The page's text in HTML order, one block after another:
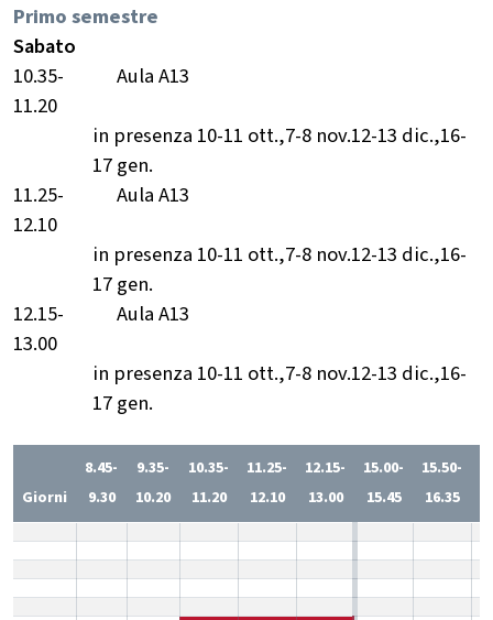
Primo semestre
Sabato
10.35-
11.20
Aula A13
in presenza 10-11 ott.,7-8 nov.12-13 dic.,16-
17 gen.
11.25-
12.10
Aula A13
in presenza 10-11 ott.,7-8 nov.12-13 dic.,16-
17 gen.
12.15-
13.00
Aula A13
in presenza 10-11 ott.,7-8 nov.12-13 dic.,16-
17 gen.
Giorni
8.45-
9.30
9.35-
10.20
10.35-
11.20
11.25-
12.10
12.15-
13.00
15.00-
15.45
15.50-
16.35